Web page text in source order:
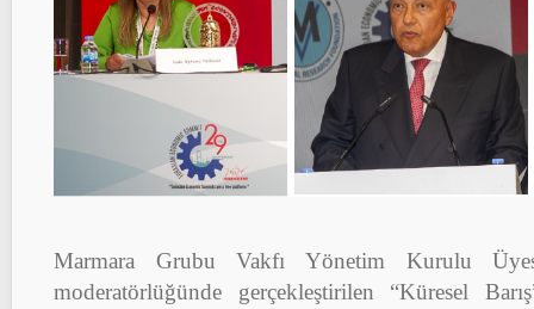
Marmara Grubu Vakfı Yönetim Kurulu
moderatörlüğünde gerçekleştirilen “Küresel